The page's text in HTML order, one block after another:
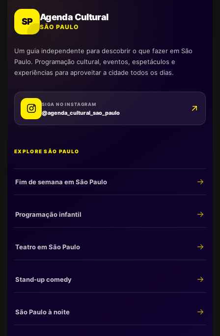
SP Agenda Cultural
SÃO PAULO
Um guia independente para descobrir o que fazer em São
Paulo. Programação cultural, eventos, espetáculos e
experiências para aproveitar a cidade todos os dias.
SIGA NO INSTAGRAM
@agenda_cultural_sao_paulo
EXPLORE SÃO PAULO
Fim de semana em São Paulo
Programação infantil
Teatro em São Paulo
Stand-up comedy
São Paulo à noite